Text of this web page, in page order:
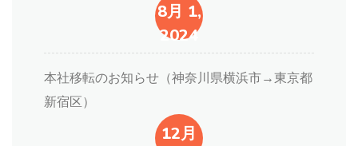
8月 1,
2024
本社移転のお知らせ（神奈川県横浜市→東京都
新宿区）
12月